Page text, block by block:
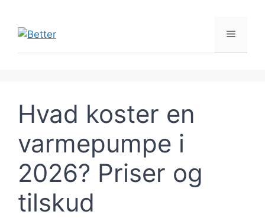
indhold
Menu
Hvad koster en
varmepumpe i
2026? Priser og
tilskud